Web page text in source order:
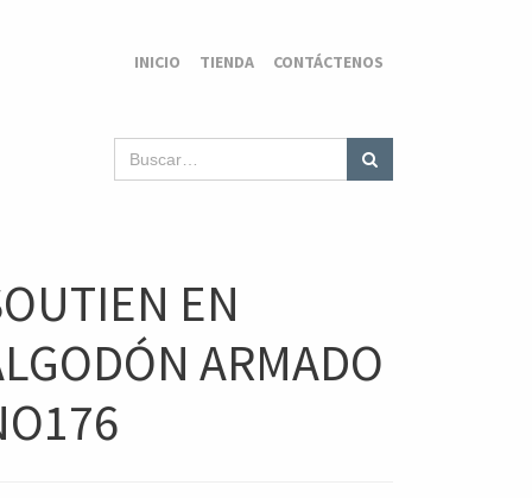
INICIO TIENDA CONTÁCTENOS
EN
ARMADO